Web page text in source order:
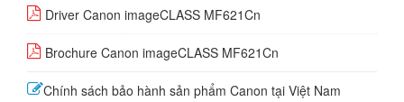
Driver Canon imageCLASS MF621Cn
Brochure Canon imageCLASS MF621Cn
Chính sách bảo hành sản phẩm Canon tại Việt Nam